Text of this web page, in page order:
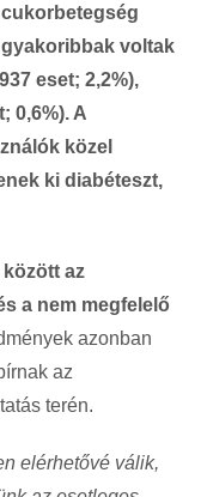
voltak
eset; 2,2%),
0,6%). A
közel
ki diabéteszt,
az
a nem megfelelő
azonban
az
terén.
elérhetővé válik,